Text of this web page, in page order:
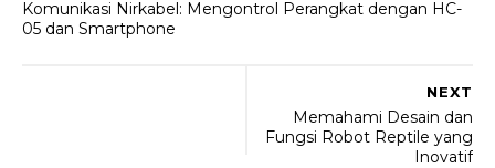
Komunikasi Nirkabel: Mengontrol Perangkat dengan HC-
05 dan Smartphone
NEXT
Memahami Desain dan
Fungsi Robot Reptile yang
Inovatif